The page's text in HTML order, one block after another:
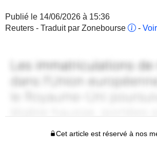
Publié le 14/06/2026 à 15:36
Reuters - Traduit par Zonebourse
-
Cet article est réservé à nos